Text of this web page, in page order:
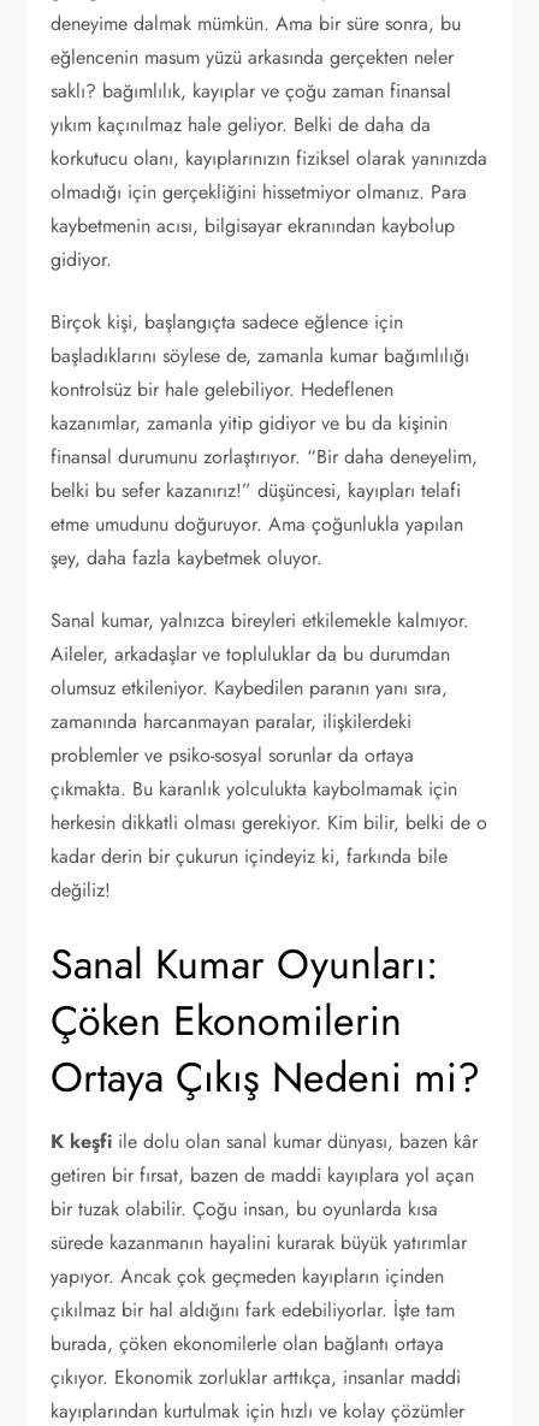
deneyime dalmak mümkün. Ama bir süre sonra, bu
eğlencenin masum yüzü arkasında gerçekten neler
saklı? bağımlılık, kayıplar ve çoğu zaman finansal
yıkım kaçınılmaz hale geliyor. Belki de daha da
korkutucu olanı, kayıplarınızın fiziksel olarak yanınızda
olmadığı için gerçekliğini hissetmiyor olmanız. Para
kaybetmenin acısı, bilgisayar ekranından kaybolup
gidiyor.
Birçok kişi, başlangıçta sadece eğlence için
başladıklarını söylese de, zamanla kumar bağımlılığı
kontrolsüz bir hale gelebiliyor. Hedeflenen
kazanımlar, zamanla yitip gidiyor ve bu da kişinin
finansal durumunu zorlaştırıyor. “Bir daha deneyelim,
belki bu sefer kazanırız!” düşüncesi, kayıpları telafi
etme umudunu doğuruyor. Ama çoğunlukla yapılan
şey, daha fazla kaybetmek oluyor.
Sanal kumar, yalnızca bireyleri etkilemekle kalmıyor.
Aileler, arkadaşlar ve topluluklar da bu durumdan
olumsuz etkileniyor. Kaybedilen paranın yanı sıra,
zamanında harcanmayan paralar, ilişkilerdeki
problemler ve psiko-sosyal sorunlar da ortaya
çıkmakta. Bu karanlık yolculukta kaybolmamak için
herkesin dikkatli olması gerekiyor. Kim bilir, belki de o
kadar derin bir çukurun içindeyiz ki, farkında bile
değiliz!
Sanal Kumar Oyunları:
Çöken Ekonomilerin
Ortaya Çıkış Nedeni mi?
K keşfi ile dolu olan sanal kumar dünyası, bazen kâr
getiren bir fırsat, bazen de maddi kayıplara yol açan
bir tuzak olabilir. Çoğu insan, bu oyunlarda kısa
sürede kazanmanın hayalini kurarak büyük yatırımlar
yapıyor. Ancak çok geçmeden kayıpların içinden
çıkılmaz bir hal aldığını fark edebiliyorlar. İşte tam
burada, çöken ekonomilerle olan bağlantı ortaya
çıkıyor. Ekonomik zorluklar arttıkça, insanlar maddi
kayıplarından kurtulmak için hızlı ve kolay çözümler